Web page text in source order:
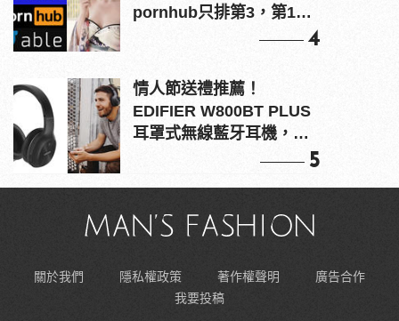
pornhub只排第3，第1名
4
情人節送禮推薦！
EDIFIER W800BT PLUS
耳罩式無線藍牙耳機，在
5
關於我們 隱私權政策 著作權聲明
廣告合作
我要投稿